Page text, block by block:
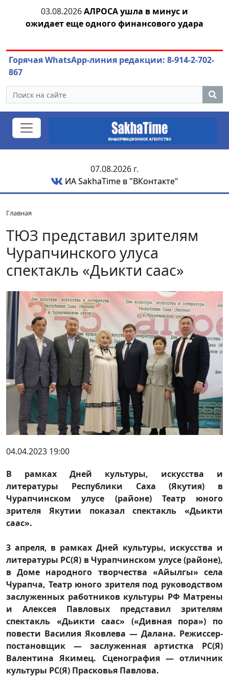
03.08.2026АЛРОСА ушла в минус и
ожидает еще одного финансового удара
Горячая WhatsApp-линия редакции: 8-914-2-702-
867
07.08.2026 г.
ИА SakhaTime в "ВКонтакте"
Главная
ТЮЗ представил зрителям
Чурапчинского улуса
спектакль «Дьикти саас»
04.04.2023 19:00
В рамках Дней культуры, искусства и
литературы Республики Саха (Якутия) в
Чурапчинском улусе (районе) Театр юного
зрителя Якутии показал спектакль «Дьикти
саас».
3 апреля, в рамках Дней культуры, искусства и
литературы РС(Я) в Чурапчинском улусе (районе),
в Доме народного творчества «Айылгы» села
Чурапча, Театр юного зрителя под руководством
заслуженных работников культуры РФ Матрены
и Алексея Павловых представил зрителям
спектакль «Дьикти саас» («Дивная пора») по
повести Василия Яковлева — Далана. Режиссер-
постановщик — заслуженная артистка РС(Я)
Валентина Якимец. Сценография — отличник
культуры РС(Я) Прасковья Павлова.